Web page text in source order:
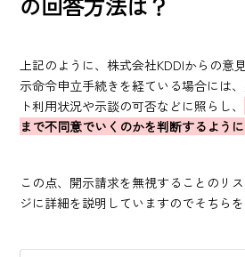
上記のように、株式会社KDDIからの意
示命令申立手続きを経ている場合には
ト利用状況や示談の可否などに照らし、
まで不同意でいくのかを判断するように
この点、開示請求を無視することのリ
ジに詳細を説明していますのでそちらを